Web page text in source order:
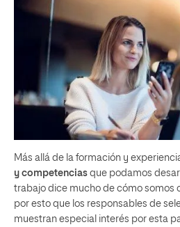
Más allá de la formación y
y competencias que podamos
trabajo dice mucho de cómo somos
por esto que los responsables de
muestran especial interés por esta